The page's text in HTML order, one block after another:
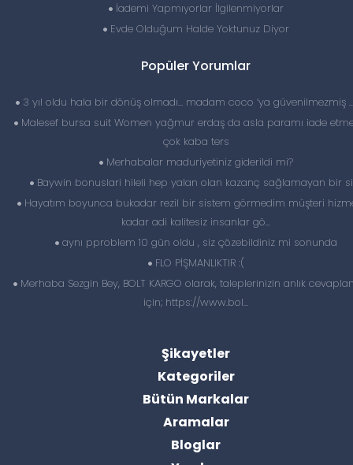
İademi Yapmıyorlar İlgilenmiyorlar
Evde Olduğum Halde Yoktunuz Diyor
Popüler Yorumlar
3 yıl oldu hala bir dönüş olmadı… madam coco ‘ya güvenilmezmiş
Malesef bursa suit Women yağmur erdaş da asla paramı iade
çok kaba ters
Merhabalar maduriyetiniz giderildi mi?
Baywin bonuslari hileli hep yalan olan kazanç sağlamayan bir
Hayatım boyunca bukadar rezil bir sistem görmedim müşteri
kadar adi kalitesiz insanlar gö...
aynı pproblem 10 gün oldu , siz çözebildiniz mi sonunda
FLO PİŞMANLIKTIR :(
Merhaba Sezgin Bey, BOLT KARGO olarak, taleplerinizin anlık
için; https://www.bol...
Şikayetler
Kategoriler
Bütün Markalar
Aramalar
Bloglar